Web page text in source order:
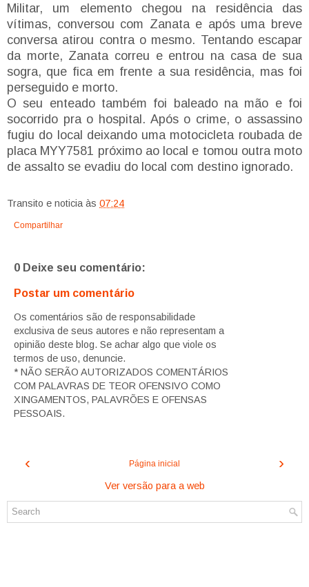
Militar, um elemento chegou na residência das
vítimas, conversou com Zanata e após uma breve
conversa atirou contra o mesmo. Tentando escapar
da morte, Zanata correu e entrou na casa de sua
sogra, que fica em frente a sua residência, mas foi
perseguido e morto.
O seu enteado também foi baleado na mão e foi
socorrido pra o hospital. Após o crime, o assassino
fugiu do local deixando uma motocicleta roubada de
placa MYY7581 próximo ao local e tomou outra moto
de assalto se evadiu do local com destino ignorado.
Transito e noticia às 07:24
Compartilhar
0 Deixe seu comentário:
Postar um comentário
Os comentários são de responsabilidade
exclusiva de seus autores e não representam a
opinião deste blog. Se achar algo que viole os
termos de uso, denuncie.
* NÃO SERÃO AUTORIZADOS COMENTÁRIOS
COM PALAVRAS DE TEOR OFENSIVO COMO
XINGAMENTOS, PALAVRÕES E OFENSAS
PESSOAIS.
‹ ›
Página inicial
Ver versão para a web